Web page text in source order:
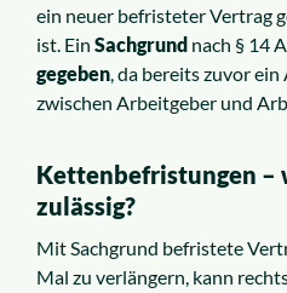
ein neuer befristeter Vertrag
ist. Ein Sachgrund nach § 14
gegeben, da bereits zuvor
zwischen Arbeitgeber und
Kettenbefristungen –
zulässig?
Mit Sachgrund befristete
Mal zu verlängern, kann